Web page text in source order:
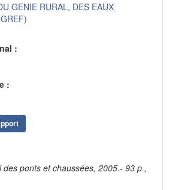
GENIE RURAL, DES EAUX
:
:
ponts et chaussées, 2005.- 93 p.,